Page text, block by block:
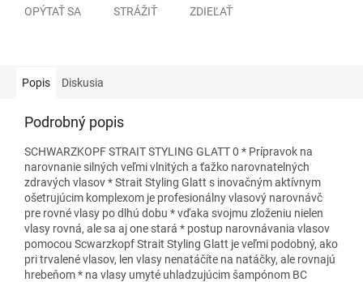
OPÝTAŤ SA STRÁŽIŤ ZDIEĽAŤ
Popis Diskusia
Podrobný popis
SCHWARZKOPF STRAIT STYLING GLATT 0 * Prípravok na
narovnanie silných veľmi vlnitých a ťažko narovnatelných
zdravých vlasov * Strait Styling Glatt s inovačným aktívnym
ošetrujúcim komplexom je profesionálny vlasový narovnávč
pre rovné vlasy po dlhú dobu * vďaka svojmu zloženiu nielen
vlasy rovná, ale sa aj one stará * postup narovnávania vlasov
pomocou Scwarzkopf Strait Styling Glatt je veľmi podobný, ako
pri trvalené vlasov, len vlasy nenatáčíte na natáčky, ale rovnajú
hrebeňom * na vlasy umyté uhladzujúcim šampónom BC